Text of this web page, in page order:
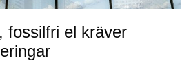
fossilfri el kräver